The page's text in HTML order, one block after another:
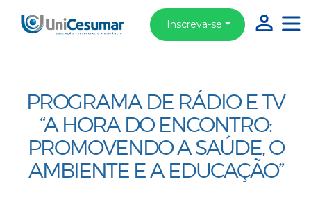
Inscreva-se
PROGRAMA DE RÁDIO E TV
“A HORA DO ENCONTRO:
PROMOVENDO A SAÚDE, O
AMBIENTE E A EDUCAÇÃO”